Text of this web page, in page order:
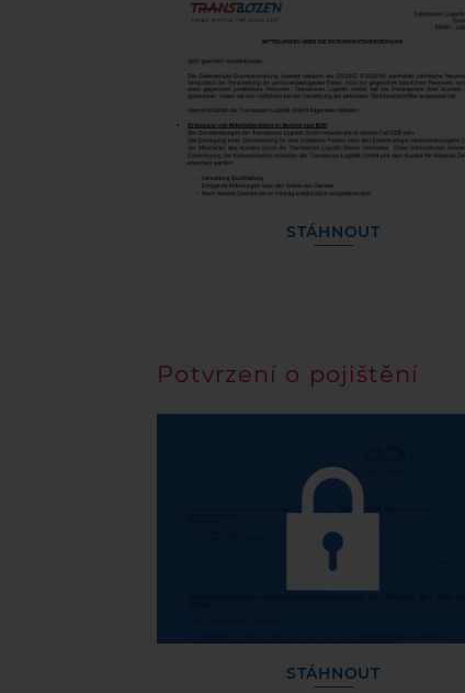
STÁHNOUT
Potvrzení o pojištění
STÁHNOUT